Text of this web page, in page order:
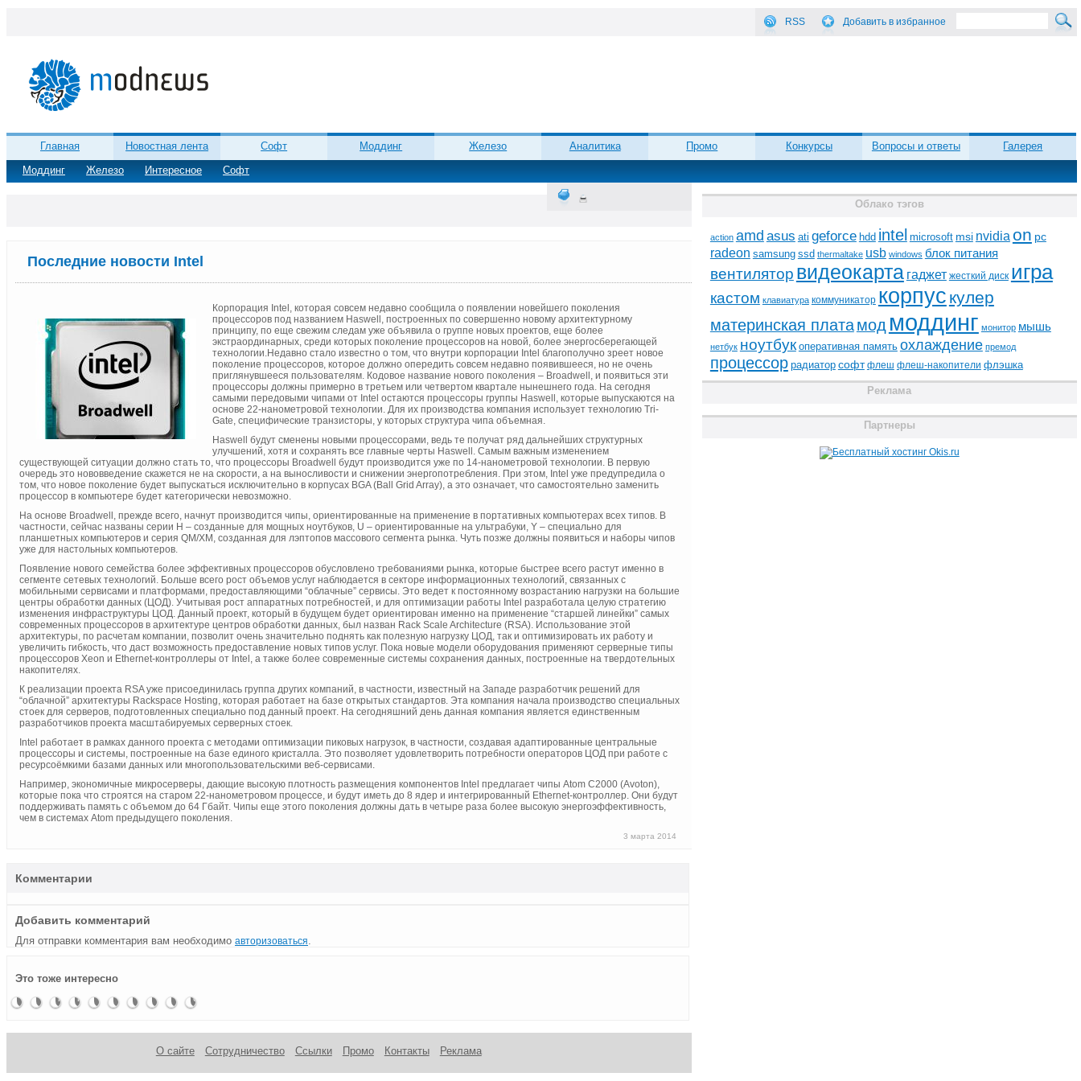
RSS Добавить в избранное
Главная
Новостная лента
Моддинг
Железо Интересное Софт
Софт Моддинг Железо Аналитика Промо Конкурсы Вопросы и ответы Галерея
Последние новости Intel
Корпорация Intel, которая совсем недавно сообщила о появлении новейшего поколения
процессоров под названием Haswell, построенных по совершенно новому архитектурному
принципу, по еще свежим следам уже объявила о группе новых проектов, еще более
экстраординарных, среди которых поколение процессоров на новой, более энергосберегающей
технологии.Недавно стало известно о том, что внутри корпорации Intel благополучно зреет новое
поколение процессоров, которое должно опередить совсем недавно появившееся, но не очень
приглянувшееся пользователям. Кодовое название нового поколения – Broadwell, и появиться эти
процессоры должны примерно в третьем или четвертом квартале нынешнего года. На сегодня
самыми передовыми чипами от Intel остаются процессоры группы Haswell, которые выпускаются на
основе 22-нанометровой технологии. Для их производства компания использует технологию Tri-
Gate, специфические транзисторы, у которых структура чипа объемная.
Haswell будут сменены новыми процессорами, ведь те получат ряд дальнейших структурных
улучшений, хотя и сохранять все главные черты Haswell. Самым важным изменением
существующей ситуации должно стать то, что процессоры Broadwell будут производится уже по 14-нанометровой технологии. В первую
очередь это нововведение скажется не на скорости, а на выносливости и снижении энергопотребления. При этом, Intel уже предупредила о
том, что новое поколение будет выпускаться исключительно в корпусах BGA (Ball Grid Array), а это означает, что самостоятельно заменить
процессор в компьютере будет категорически невозможно.
На основе Broadwell, прежде всего, начнут производится чипы, ориентированные на применение в портативных компьютерах всех типов. В
частности, сейчас названы серии H – созданные для мощных ноутбуков, U – ориентированные на ультрабуки, Y ‒ специально для
планшетных компьютеров и серия QM/XM, созданная для лэптопов массового сегмента рынка. Чуть позже должны появиться и наборы чипов
уже для настольных компьютеров.
Появление нового семейства более эффективных процессоров обусловлено требованиями рынка, которые быстрее всего растут именно в
сегменте сетевых технологий. Больше всего рост объемов услуг наблюдается в секторе информационных технологий, связанных с
мобильными сервисами и платформами, предоставляющими “облачные” сервисы. Это ведет к постоянному возрастанию нагрузки на большие
центры обработки данных (ЦОД). Учитывая рост аппаратных потребностей, и для оптимизации работы Intel разработала целую стратегию
изменения инфраструктуры ЦОД. Данный проект, который в будущем будет ориентирован именно на применение “старшей линейки” самых
современных процессоров в архитектуре центров обработки данных, был назван Rack Scale Architecture (RSA). Использование этой
архитектуры, по расчетам компании, позволит очень значительно поднять как полезную нагрузку ЦОД, так и оптимизировать их работу и
увеличить гибкость, что даст возможность предоставление новых типов услуг. Пока новые модели оборудования применяют серверные типы
процессоров Xeon и Ethernet-контроллеры от Intel, а также более современные системы сохранения данных, построенные на твердотельных
накопителях.
К реализации проекта RSA уже присоединилась группа других компаний, в частности, известный на Западе разработчик решений для
“облачной” архитектуры Rackspace Hosting, которая работает на базе открытых стандартов. Эта компания начала производство специальных
стоек для серверов, подготовленных специально под данный проект. На сегодняшний день данная компания является единственным
разработчиков проекта масштабируемых серверных стоек.
Intel работает в рамках данного проекта с методами оптимизации пиковых нагрузок, в частности, создавая адаптированные центральные
процессоры и системы, построенные на базе единого кристалла. Это позволяет удовлетворить потребности операторов ЦОД при работе с
ресурсоёмкими базами данных или многопользовательскими веб-сервисами.
Например, экономичные микросерверы, дающие высокую плотность размещения компонентов Intel предлагает чипы Atom C2000 (Avoton),
которые пока что строятся на старом 22-нанометровом процессе, и будут иметь до 8 ядер и интегрированный Ethernet-контроллер. Они будут
поддерживать память с объемом до 64 Гбайт. Чипы еще этого поколения должны дать в четыре раза более высокую энергоэффективность,
чем в системах Atom предыдущего поколения.
3 марта 2014
Комментарии
Добавить комментарий
Для отправки комментария вам необходимо авторизоваться.
Это тоже интересно
поколение
удивитпокажет
процессоры
уже 7
начинает
процессоров
по 32нм
современного
32 нм
процессоров
линии
процессоров
11-
нанометровые
ендюзеров
О сайте Сотрудничество Ссылки Промо Контакты Реклама
Облако тэгов
action amd asus ati geforce hdd intel microsoft msi nvidia on pc
radeon samsung ssd thermaltake usb windows блок питания
вентилятор видеокарта гаджет жесткий диск игра
кастом клавиатура коммуникатор корпус кулер
материнская платамод моддинг монитор мышь
нетбук ноутбук оперативная память охлаждение премод
процессор радиатор софт флеш флеш-накопители флэшка
Реклама
Партнеры